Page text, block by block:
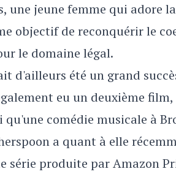
une jeune femme qui adore
objectif de reconquérir le
le domaine légal.
d'ailleurs été un grand
eu un deuxième
qu'une comédie musicale à
a quant à elle
série produite par Amazon